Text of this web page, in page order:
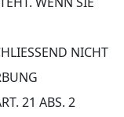
NICHT
21 ABS. 2